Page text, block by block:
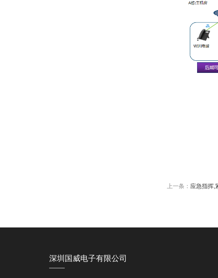
上一条： 应急指挥,
深圳国威电子有限公司
——